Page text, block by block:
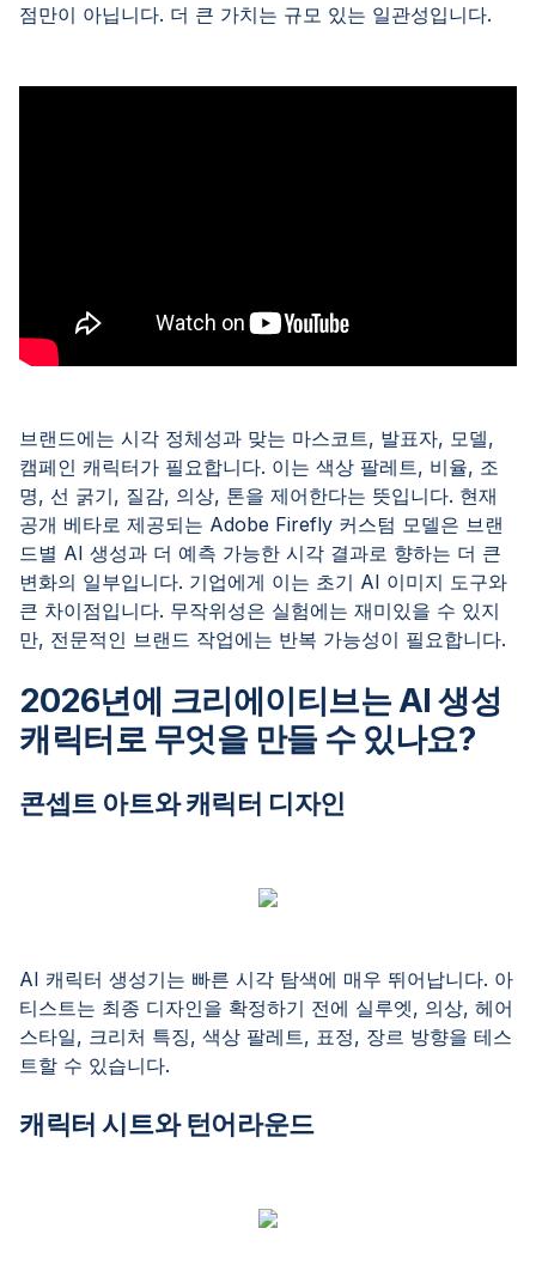
점만이 아닙니다. 더 큰 가치는 규모 있는 일관성입니다.
브랜드에는 시각 정체성과 맞는 마스코트, 발표자, 모델,
캠페인 캐릭터가 필요합니다. 이는 색상 팔레트, 비율, 조
명, 선 굵기, 질감, 의상, 톤을 제어한다는 뜻입니다. 현재
공개 베타로 제공되는 Adobe Firefly 커스텀 모델은 브랜
드별 AI 생성과 더 예측 가능한 시각 결과로 향하는 더 큰
변화의 일부입니다. 기업에게 이는 초기 AI 이미지 도구와
큰 차이점입니다. 무작위성은 실험에는 재미있을 수 있지
만, 전문적인 브랜드 작업에는 반복 가능성이 필요합니다.
2026년에 크리에이티브는 AI 생성
캐릭터로 무엇을 만들 수 있나요?
콘셉트 아트와 캐릭터 디자인
AI 캐릭터 생성기는 빠른 시각 탐색에 매우 뛰어납니다. 아
티스트는 최종 디자인을 확정하기 전에 실루엣, 의상, 헤어
스타일, 크리처 특징, 색상 팔레트, 표정, 장르 방향을 테스
트할 수 있습니다.
캐릭터 시트와 턴어라운드